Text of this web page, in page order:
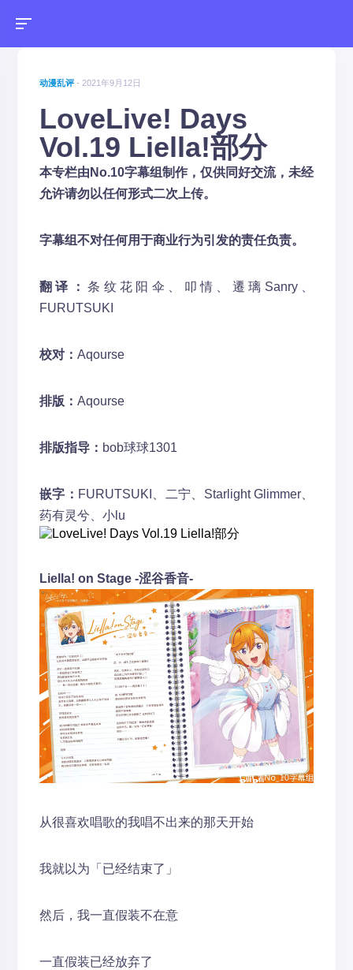
动漫乱评- 2021年9月12日
LoveLive! Days
Vol.19 Liella!部分
本专栏由No.10字幕组制作，仅供同好交流，未经
允许请勿以任何形式二次上传。
字幕组不对任何用于商业行为引发的责任负责。
翻译：条纹花阳伞、叩情、遷璃Sanry、
FURUTSUKI
校对： Aqourse
排版： Aqourse
排版指导： bob球球1301
嵌字： FURUTSUKI、二宁、Starlight Glimmer、
药有灵兮、小lu
Liella! on Stage -涩谷香音-
从很喜欢唱歌的我唱不出来的那天开始
我就以为「已经结束了」
然后，我一直假装不在意
一直假装已经放弃了